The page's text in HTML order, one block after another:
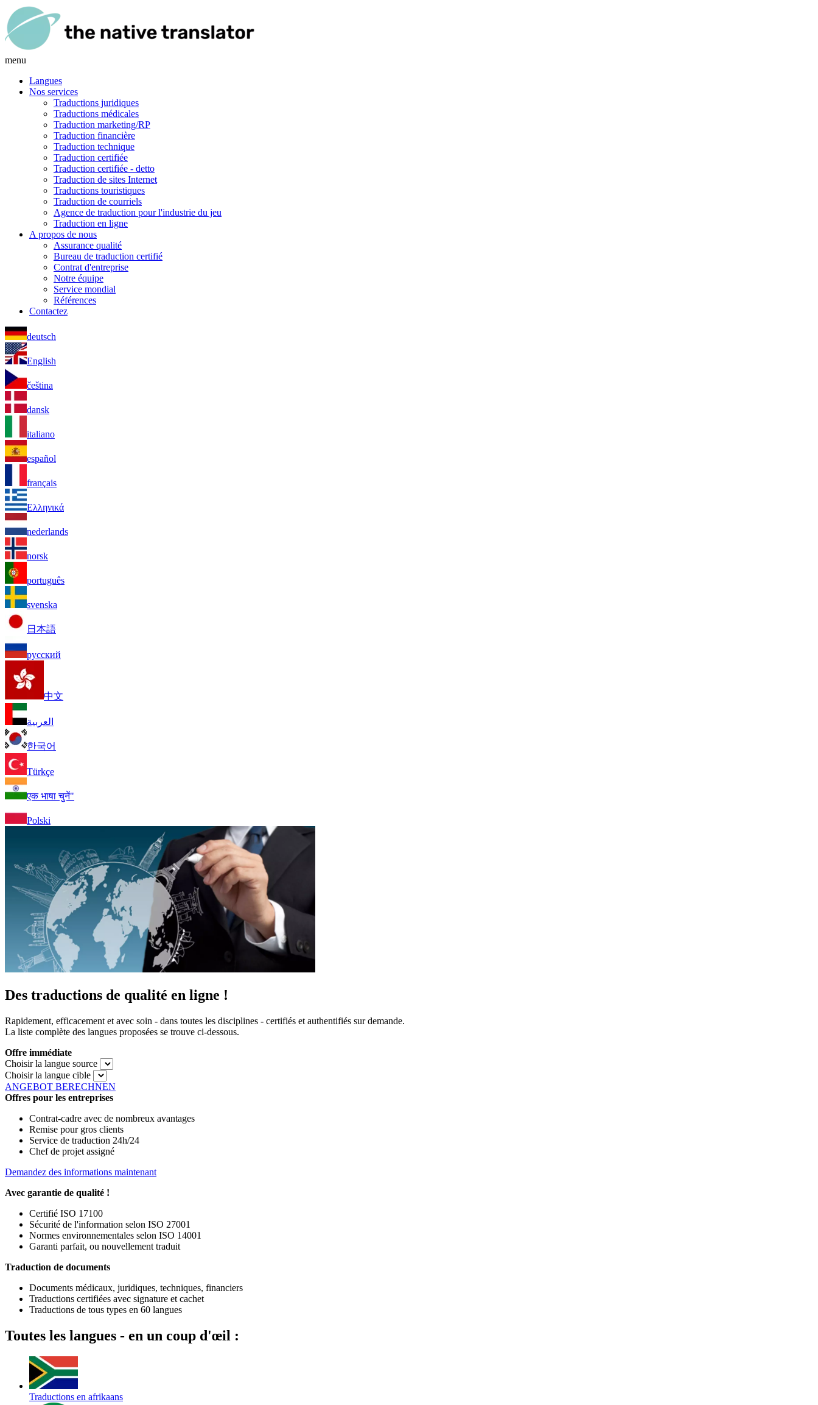
menu
Langues
Nos services
Traductions juridiques
Traductions médicales
Traduction marketing/RP
Traduction financière
Traduction technique
Traduction certifiée
Traduction certifiée - detto
Traduction de sites Internet
Traductions touristiques
Traduction de courriels
Agence de traduction pour l'industrie du jeu
Traduction en ligne
A propos de nous
Assurance qualité
Bureau de traduction certifié
Contrat d'entreprise
Notre équipe
Service mondial
Références
Contactez
deutsch
English
čeština
dansk
italiano
español
français
Ελληνικά
nederlands
norsk
português
svenska
日本語
русский
中文
العربية
한국어
Türkçe
एक भाषा चुनें"
Polski
Des traductions de qualité en ligne !
Rapidement, efficacement et avec soin - dans toutes les disciplines - certifiés et authentifiés sur demande.
La liste complète des langues proposées se trouve ci-dessous.
Offre immédiate
Choisir la langue source
Choisir la langue cible
ANGEBOT BERECHNEN
Offres pour les entreprises
Contrat-cadre avec de nombreux avantages
Remise pour gros clients
Service de traduction 24h/24
Chef de projet assigné
Demandez des informations maintenant
Avec garantie de qualité !
Certifié ISO 17100
Sécurité de l'information selon ISO 27001
Normes environnementales selon ISO 14001
Garanti parfait, ou nouvellement traduit
Traduction de documents
Documents médicaux, juridiques, techniques, financiers
Traductions certifiées avec signature et cachet
Traductions de tous types en 60 langues
Toutes les langues - en un coup d'œil :
Traductions en afrikaans